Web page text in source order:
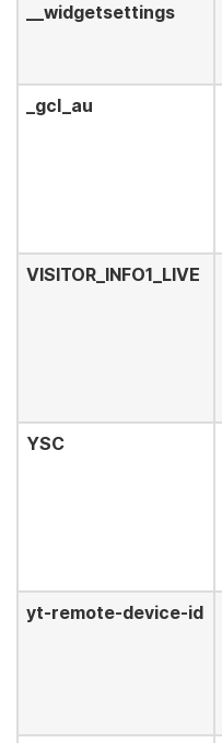
__widgetsettings
_gcl_au
VISITOR_INFO1_LIVE
YSC
yt-remote-device-id